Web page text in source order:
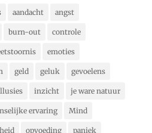
aandacht angst
burn-out controle
emoties
geld geluk gevoelens
inzicht je ware natuur
ervaring Mind
opvoeding paniek